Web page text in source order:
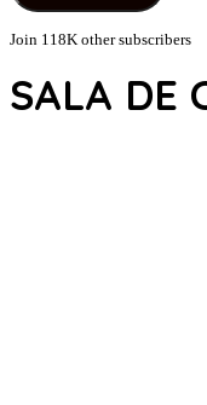
Join 118K other subscribers
SALA DE